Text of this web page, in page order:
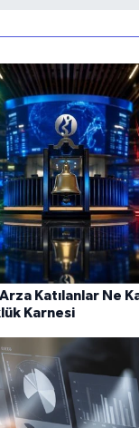
Katılanlar Ne
Karnesi